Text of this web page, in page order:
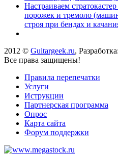
Настраиваем
порожек и тремоло
строя при бендах и
2012 © Guitargeek.ru, Разработка:
Все права защищены!
Правила перепечатки
Услуги
Иструкции
Партнерская программа
Опрос
Карта сайта
Форум поддержки